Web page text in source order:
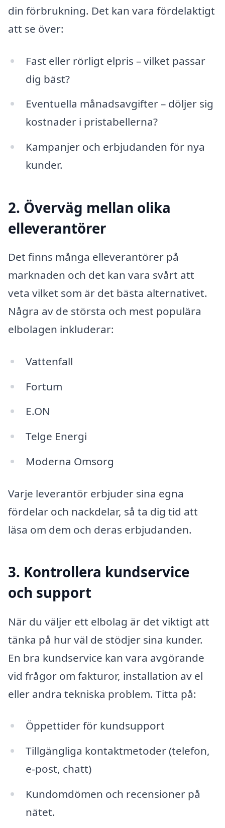
din förbrukning. Det kan vara fördelaktigt
att se över:
Fast eller rörligt elpris – vilket passar
dig bäst?
Eventuella månadsavgifter – döljer sig
kostnader i pristabellerna?
Kampanjer och erbjudanden för nya
kunder.
2. Överväg mellan olika
elleverantörer
Det finns många elleverantörer på
marknaden och det kan vara svårt att
veta vilket som är det bästa alternativet.
Några av de största och mest populära
elbolagen inkluderar:
Vattenfall
Fortum
E.ON
Telge Energi
Moderna Omsorg
Varje leverantör erbjuder sina egna
fördelar och nackdelar, så ta dig tid att
läsa om dem och deras erbjudanden.
3. Kontrollera kundservice
och support
När du väljer ett elbolag är det viktigt att
tänka på hur väl de stödjer sina kunder.
En bra kundservice kan vara avgörande
vid frågor om fakturor, installation av el
eller andra tekniska problem. Titta på:
Öppettider för kundsupport
Tillgängliga kontaktmetoder (telefon,
e-post, chatt)
Kundomdömen och recensioner på
nätet.